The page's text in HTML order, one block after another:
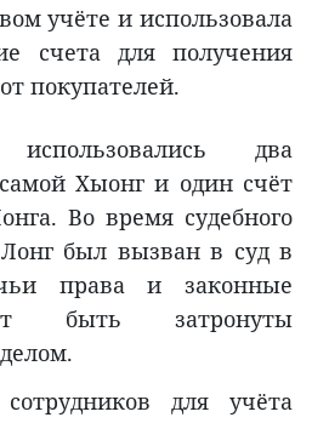
учёте и использовала
счета для получения
покупателей.
два
Хыонг и один счёт
Во время судебного
был вызван в суд в
права и законные
быть затронуты
для учёта